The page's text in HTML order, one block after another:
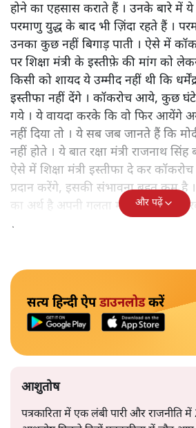
होने का एहसास कराते हैं । उनके बारे में ये
परमाणु युद्ध के बाद भी ज़िंदा रहते हैं ।
उनका कुछ नहीं बिगाड़ पाती । ऐसे में
पर शिक्षा मंत्री के इस्तीफ़े की मांग को
किसी को शायद ये उम्मीद नहीं थी कि
इस्तीफा नहीं देंगे । कॉकरोच आये, कुछ
गये । ये वायदा करके कि वो फिर आयेंगे
नहीं दिया तो । ये सब जब जानते हैं कि
नहीं होते । ये बात रक्षा मंत्री राजनाथ
ऐसे में शिक्षा मंत्री इस्तीफा दे कर
प्रदान करेंगे, इसकी संभावना बहुत कम है
का अर्थ है अपनी गलता मानना जो इस
।
और पढ़ें
सत्य हिन्दी ऐपडाउनलोडकरें
आशुतोष
पत्रकारिता में एक लंबी पारी और